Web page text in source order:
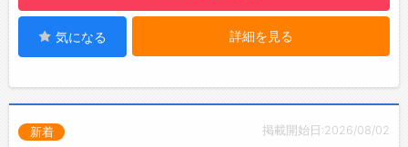
感が得られるお仕事です！
・モノづくりの面白さや達成感を日々感じられ
ます♪
・6ヶ月後に直接雇用へ切替前提◎
・長期で勤務を希望される方におすすめです！
気になる 詳細を見る
掲載開始日:2026/08/02
新着